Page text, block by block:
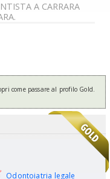
A CARRARA
come passare al profilo Gold.
Odontoiatria legale